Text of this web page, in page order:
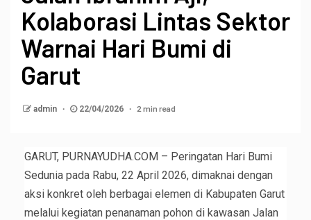
Kolaborasi Lintas Sektor
Warnai Hari Bumi di
Garut
admin 22/04/2026 2 min read
GARUT, PURNAYUDHA.COM – Peringatan Hari Bumi
Sedunia pada Rabu, 22 April 2026, dimaknai dengan
aksi konkret oleh berbagai elemen di Kabupaten Garut
melalui kegiatan penanaman pohon di kawasan Jalan